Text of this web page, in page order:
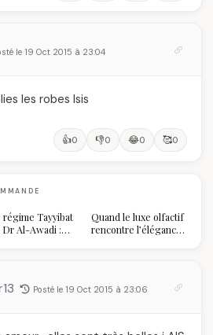
le 19 Oct 2015 à 23:04
les robes Isis
👍0 👎0 😂0 🥰0
régime Tayyibat
Dr Al-Awadi :
savoir
Quand le luxe olfactif
rencontre l’élégance
Posté le 19 Oct 2015 à 23:06